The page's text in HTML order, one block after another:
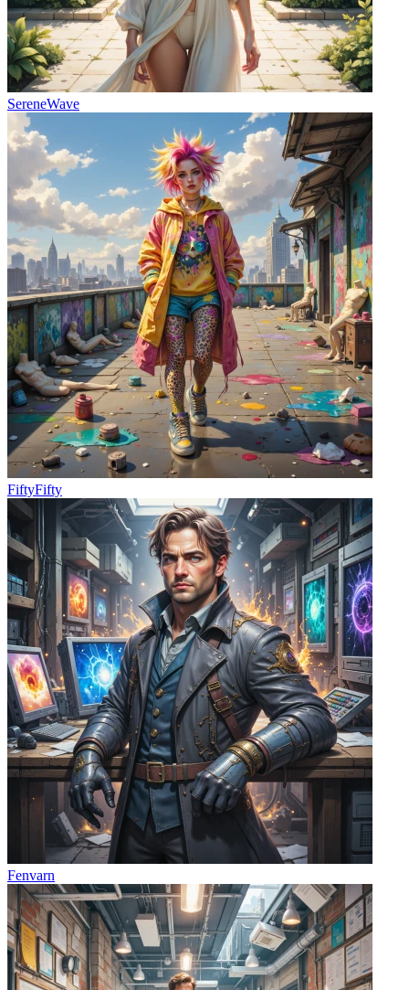
SereneWave
FiftyFifty
Fenvarn